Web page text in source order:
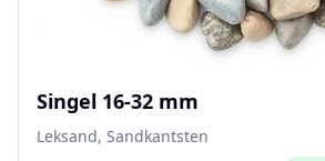
Singel 16-32 mm
Leksand, Sandkantsten